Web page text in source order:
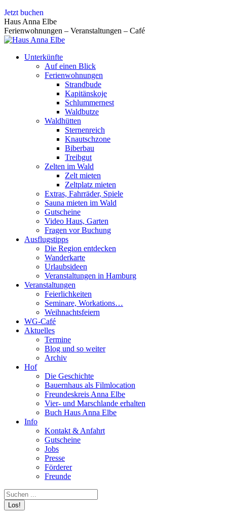
Zum
Inhalt
springen
Jetzt buchen
Haus Anna Elbe
Ferienwohnungen – Veranstaltungen – Café
Unterkünfte
Auf einen Blick
Ferienwohnungen
Strandbude
Kapitänskoje
Schlummernest
Waldbutze
Waldhütten
Sternenreich
Knautschzone
Biberbau
Treibgut
Zelten im Wald
Zelt mieten
Zeltplatz mieten
Extras, Fahrräder, Spiele
Sauna mieten im Wald
Gutscheine
Video Haus, Garten
Fragen vor Buchung
Ausflugstipps
Die Region entdecken
Wanderkarte
Urlaubsideen
Veranstaltungen in Hamburg
Veranstaltungen
Feierlichkeiten
Seminare, Workations…
Weihnachtsfeiern
WG-Café
Aktuelles
Termine
Blog und so weiter
Archiv
Hof
Die Geschichte
Bauernhaus als Filmlocation
Freundeskreis Anna Elbe
Vier- und Marschlande erhalten
Buch Haus Anna Elbe
Info
Kontakt & Anfahrt
Gutscheine
Jobs
Presse
Förderer
Freunde
Search: